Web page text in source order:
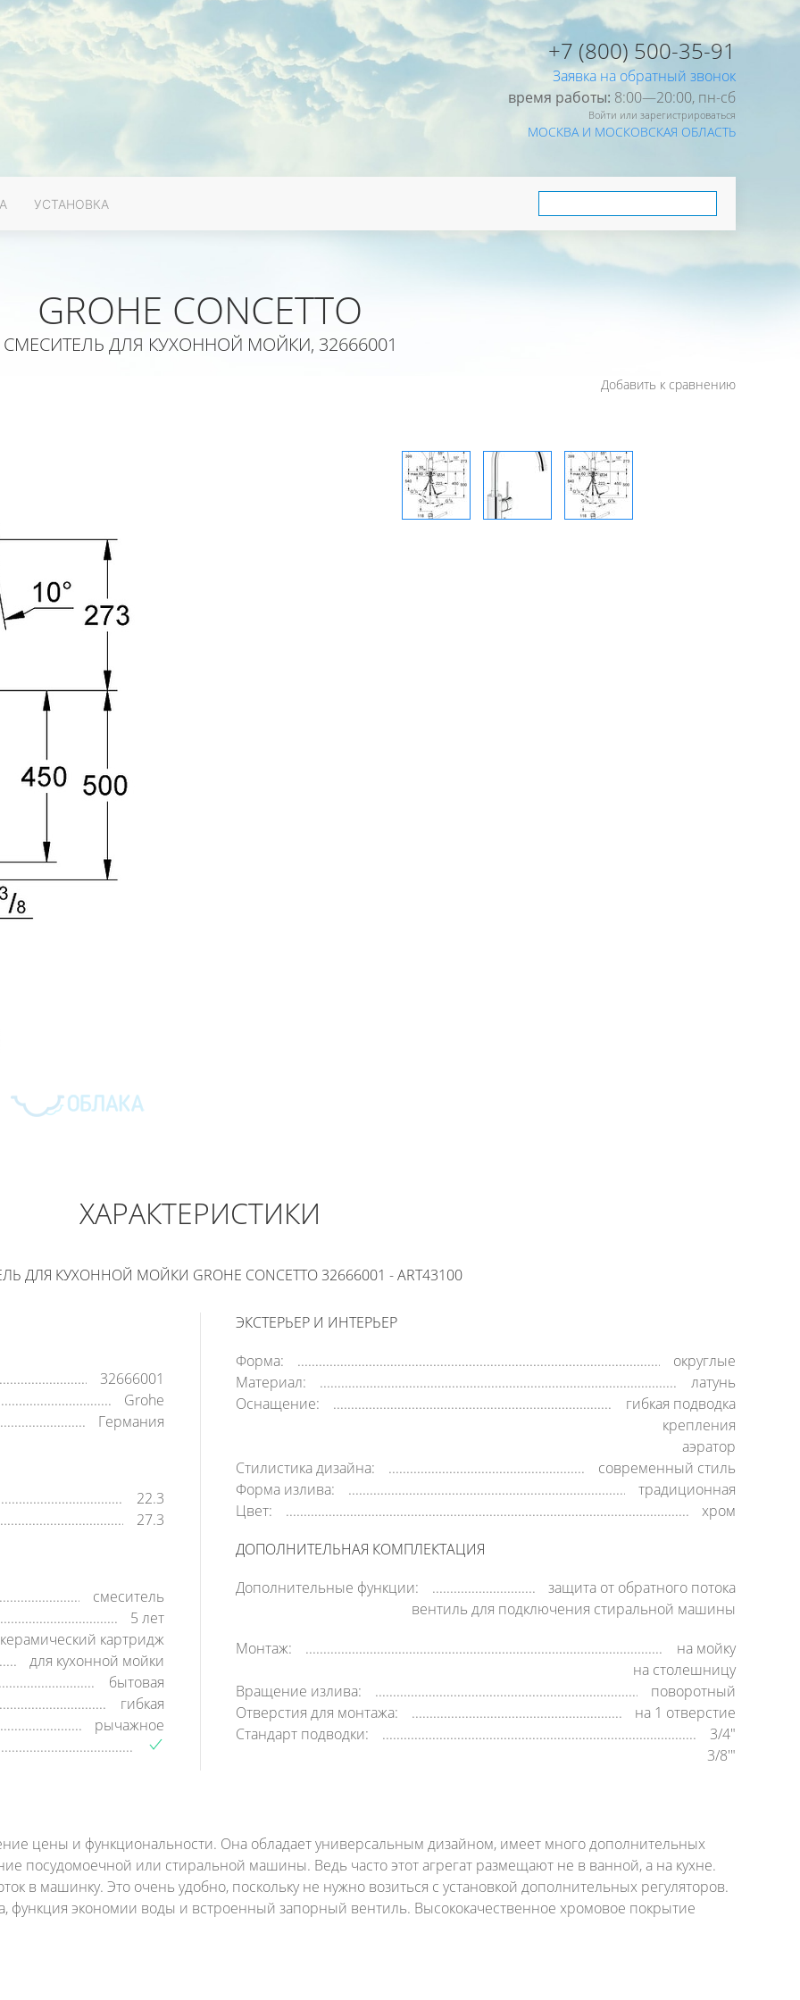
+7 (800) 500-35-91
Заявка на обратный звонок
время работы: 8:00—20:00, пн-cб
Войти или зарегистрироваться
МОСКВА И МОСКОВСКАЯ ОБЛАСТЬ
УСТАНОВКА
GROHE CONCETTO
СМЕСИТЕЛЬ ДЛЯ КУХОННОЙ МОЙКИ, 32666001
Добавить к сравнению
ХАРАКТЕРИСТИКИ
ДЛЯ КУХОННОЙ МОЙКИ GROHE CONCETTO 32666001 - ART43100
32666001
Grohe
Германия
22.3
27.3
смеситель
5 лет
керамический картридж
для кухонной мойки
бытовая
гибкая
рычажное
ЭКСТЕРЬЕР И ИНТЕРЬЕР
Форма:
округлые
Материал:
латунь
Оснащение:
гибкая подводка
крепления
аэратор
Стилистика дизайна:
современный стиль
Форма излива:
традиционная
Цвет:
хром
ДОПОЛНИТЕЛЬНАЯ КОМПЛЕКТАЦИЯ
Дополнительные функции:
защита от обратного потока
вентиль для подключения стиральной машины
Монтаж:
на мойку
на столешницу
Вращение излива:
поворотный
Отверстия для монтажа:
на 1 отверстие
Стандарт подводки:
3/4"
3/8'"
цены и функциональности. Она обладает универсальным дизайном, имеет много дополнительных
посудомоечной или стиральной машины. Ведь часто этот агрегат размещают не в ванной, а на кухне.
в машинку. Это очень удобно, поскольку не нужно возиться с установкой дополнительных регуляторов.
функция экономии воды и встроенный запорный вентиль. Высококачественное хромовое покрытие